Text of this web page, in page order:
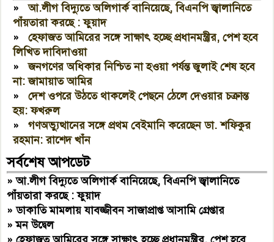
»আ.লীগ বিদ্যুতে অলিগার্ক বানিয়েছে, বিএনপি জ্বালানিতে
পাঁয়তারা করছে : ফুয়াদ
»হেফাজত আমিরের সঙ্গে সাক্ষাৎ হচ্ছে প্রধানমন্ত্রীর, পেশ হবে
লিখিত দাবিদাওয়া
»জনগণের অধিকার নিশ্চিত না হওয়া পর্যন্ত জুলাই শেষ হবে
না: জামায়াত আমির
»দেশ ওপরে উঠতে থাকলেই পেছনে ঠেলে দেওয়ার চক্রান্ত
হয়: ফখরুল
»গণঅভ্যুত্থানের সঙ্গে প্রথম বেইমানি করেছেন ডা. শফিকুর
রহমান: রাশেদ খাঁন
সর্বশেষ আপডেট
»আ.লীগ বিদ্যুতে অলিগার্ক বানিয়েছে, বিএনপি জ্বালানিতে
পাঁয়তারা করছে : ফুয়াদ
»ডাকাতি মামলায় যাবজ্জীবন সাজাপ্রাপ্ত আসামি গ্রেপ্তার
»মন উদ্বেল
»হেফাজত আমিরের সঙ্গে সাক্ষাৎ হচ্ছে প্রধানমন্ত্রীর, পেশ হবে